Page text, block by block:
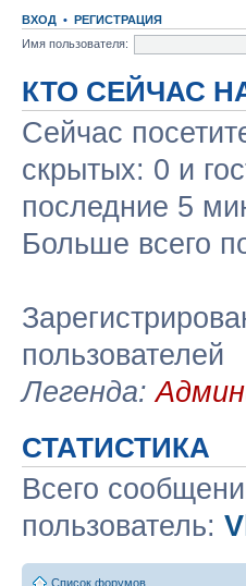
ВХОД • РЕГИСТРАЦИЯ
Имя пользователя:
КТО СЕЙЧАС
Сейчас
скрытых: 0 и
последние 5
Больше всего
пользователей
Легенда:
СТАТИСТИКА
Всего
пользователь:
Список форумов